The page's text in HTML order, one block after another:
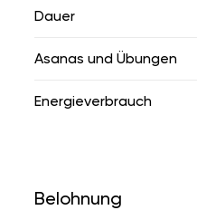
Dauer
Asanas und Übungen
Energieverbrauch
Belohnung